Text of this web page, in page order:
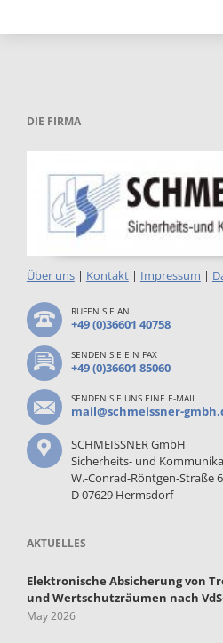
DIE FIRMA
Über uns| Kontakt| Impressum |
RUFEN SIE AN
+49 (0)36601 40758
SENDEN SIE EIN FAX
+49 (0)36601 85060
SENDEN SIE UNS EINE E-MAIL
mail@schmeissner-
SCHMEISSNER GmbH
Sicherheits- und
W.-Conrad-Röntgen-Straße 6
D 07629 Hermsdorf
AKTUELLES
Elektronische Absicherung von
und Wertschutzräumen nach
May 2026